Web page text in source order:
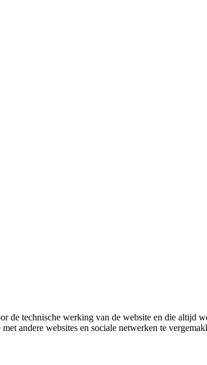
de technische werking van de website en die altijd
andere websites en sociale netwerken te